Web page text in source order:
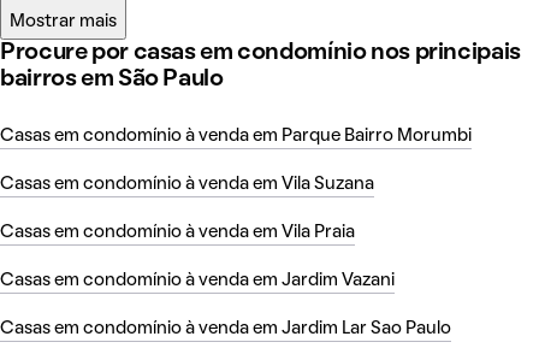
Mostrar mais
Procure por casas em condomínio nos principais
bairros em São Paulo
Casas em condomínio à venda em Parque Bairro Morumbi
Casas em condomínio à venda em Vila Suzana
Casas em condomínio à venda em Vila Praia
Casas em condomínio à venda em Jardim Vazani
Casas em condomínio à venda em Jardim Lar Sao Paulo